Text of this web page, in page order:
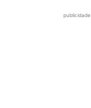
publicidade